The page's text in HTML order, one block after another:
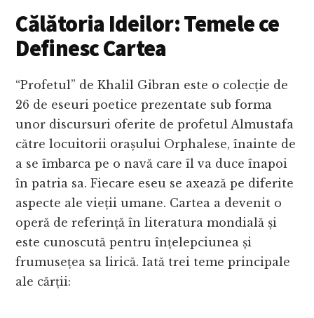
Călătoria Ideilor: Temele ce
Definesc Cartea
“Profetul” de Khalil Gibran este o colecție de
26 de eseuri poetice prezentate sub forma
unor discursuri oferite de profetul Almustafa
către locuitorii orașului Orphalese, înainte de
a se îmbarca pe o navă care îl va duce înapoi
în patria sa. Fiecare eseu se axează pe diferite
aspecte ale vieții umane. Cartea a devenit o
operă de referință în literatura mondială și
este cunoscută pentru înțelepciunea și
frumusețea sa lirică. Iată trei teme principale
ale cărții: